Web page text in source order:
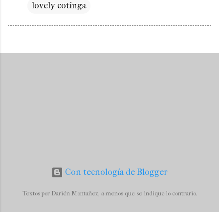
lovely cotinga
Con tecnología de Blogger
Textos por Darién Montañez, a menos que se indique lo contrario.